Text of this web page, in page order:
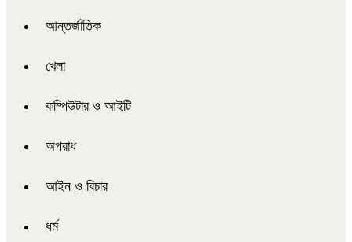
আন্তর্জাতিক
খেলা
কম্পিউটার ও আইটি
অপরাধ
আইন ও বিচার
ধর্ম